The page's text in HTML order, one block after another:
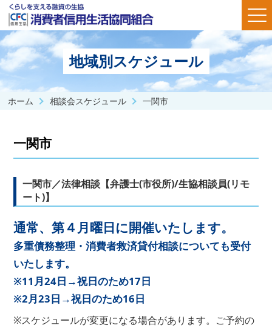
地域別スケジュール
ホーム 相談会スケジュール 一関市
一関市
一関市／法律相談【弁護士(市役所)/生協相談員(リモ
ート)】
通常、第４月曜日に開催いたします。
多重債務整理・消費者救済貸付相談についても受付
いたします。
※11月24日→祝日のため17日
※2月23日→祝日のため16日
※スケジュールが変更になる場合があります。ご予約の